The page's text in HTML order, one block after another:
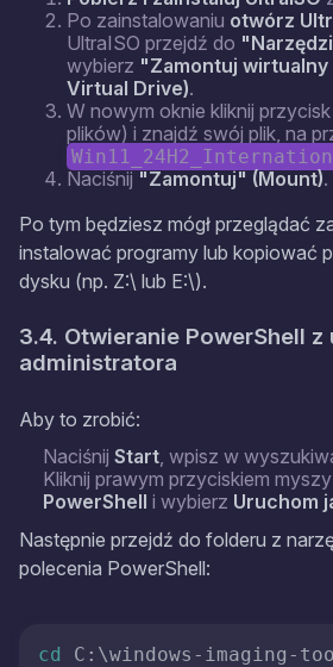
Po zainstalowaniu otwórz
UltraISO przejdź do
wybierz "Zamontuj
Virtual Drive).
W nowym oknie kliknij przycisk
plików) i znajdź swój plik, na
Naciśnij "Zamontuj" (Mount).
Po tym będziesz mógł przeglądać
instalować programy lub kopiować
dysku (np. Z:\ lub E:\).
3.4. Otwieranie PowerShell z
administratora
Aby to zrobić:
Naciśnij Start, wpisz w
Kliknij prawym przyciskiem
PowerShell i wybierz Uruchom
Następnie przejdź do folderu z
polecenia PowerShell:
cd C:\windows-imaging-